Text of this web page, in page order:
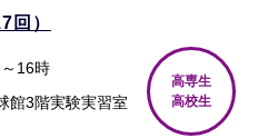
回）
16時
館3階実験実習室
高専生
高校生